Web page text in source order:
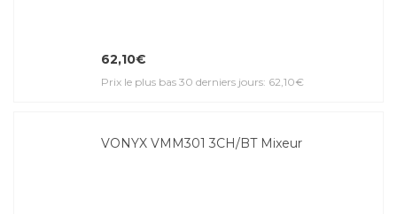
62,10€
Prix le plus bas 30 derniers jours: 62,10€
VONYX VMM301 3CH/BT Mixeur